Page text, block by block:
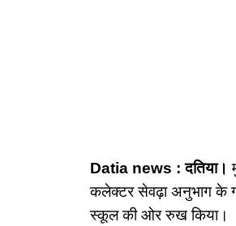
Datia news : दतिया।
कलेक्टर सेवढ़ा अनुभाग के
स्कूल की ओर रुख किया।